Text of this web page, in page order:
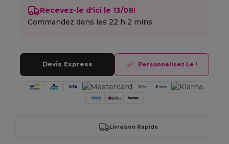
Recevez-le d'ici le 13/08!
Commandez dans les 22 h 2 mins
Devis Express Personnalisez Le !
Livraison Rapide